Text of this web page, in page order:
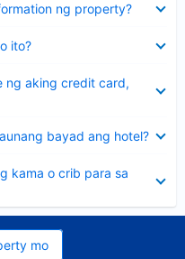
ng property?
ito?
ng aking credit card,
bayad ang hotel?
kama o crib para sa
mo